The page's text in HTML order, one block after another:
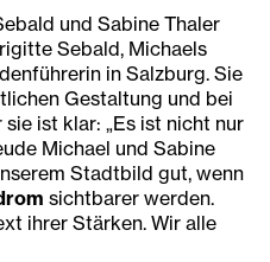
und Sabine Thaler
Sebald, Michaels
in Salzburg. Sie
Gestaltung und bei
ist klar: „Es ist nicht nur
Michael und Sabine
Stadtbild gut, wenn
sichtbarer werden.
ihrer Stärken. Wir alle